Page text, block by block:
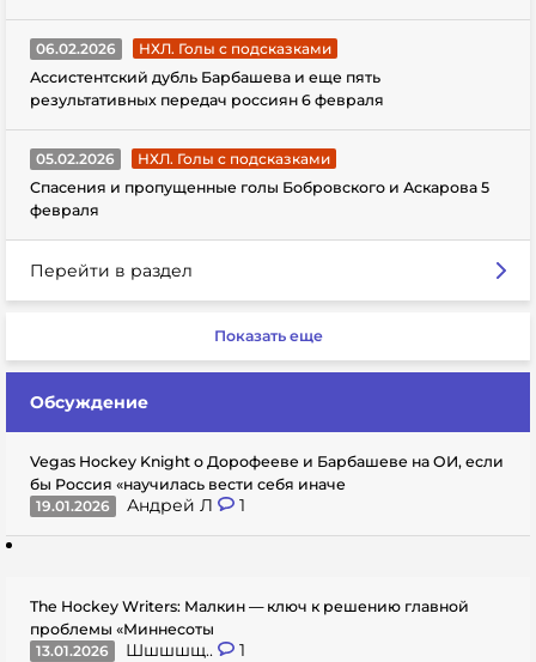
06.02.2026
НХЛ. Голы с подсказками
Ассистентский дубль Барбашева и еще пять
результативных передач россиян 6 февраля
05.02.2026
НХЛ. Голы с подсказками
Спасения и пропущенные голы Бобровского и Аскарова 5
февраля
Перейти в раздел
Показать еще
Обсуждение
Vegas Hockey Knight о Дорофееве и Барбашеве на ОИ, если
бы Россия «научилась вести себя иначе
19.01.2026
Андрей Л 1
The Hockey Writers: Малкин — ключ к решению главной
проблемы «Миннесоты
13.01.2026
Шшшшщ.. 1